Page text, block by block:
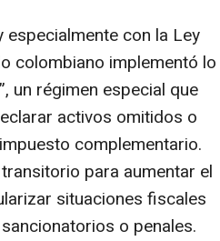
con la Ley
colombiano implementó lo
un régimen especial que
activos omitidos o
complementario.
para aumentar el
situaciones fiscales
o penales.